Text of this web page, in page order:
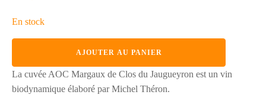
En stock
AOC
2016,
AJOUTER AU PANIER
La cuvée AOC Margaux de Clos du Jaugueyron est un vin
biodynamique élaboré par Michel Théron.